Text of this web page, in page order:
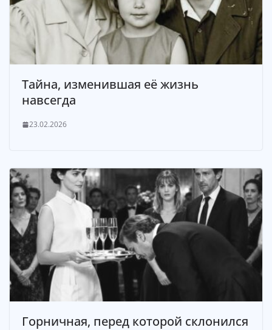
Тайна, изменившая её жизнь
навсегда
23.02.2026
Горничная, перед которой склонился